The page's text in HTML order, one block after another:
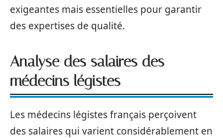
exigeantes mais essentielles pour garantir
des expertises de qualité.
Analyse des salaires des
médecins légistes
Les médecins légistes français perçoivent
des salaires qui varient considérablement en